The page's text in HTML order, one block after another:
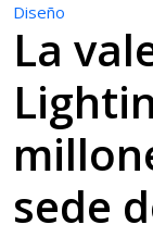
Diseño
La
sede